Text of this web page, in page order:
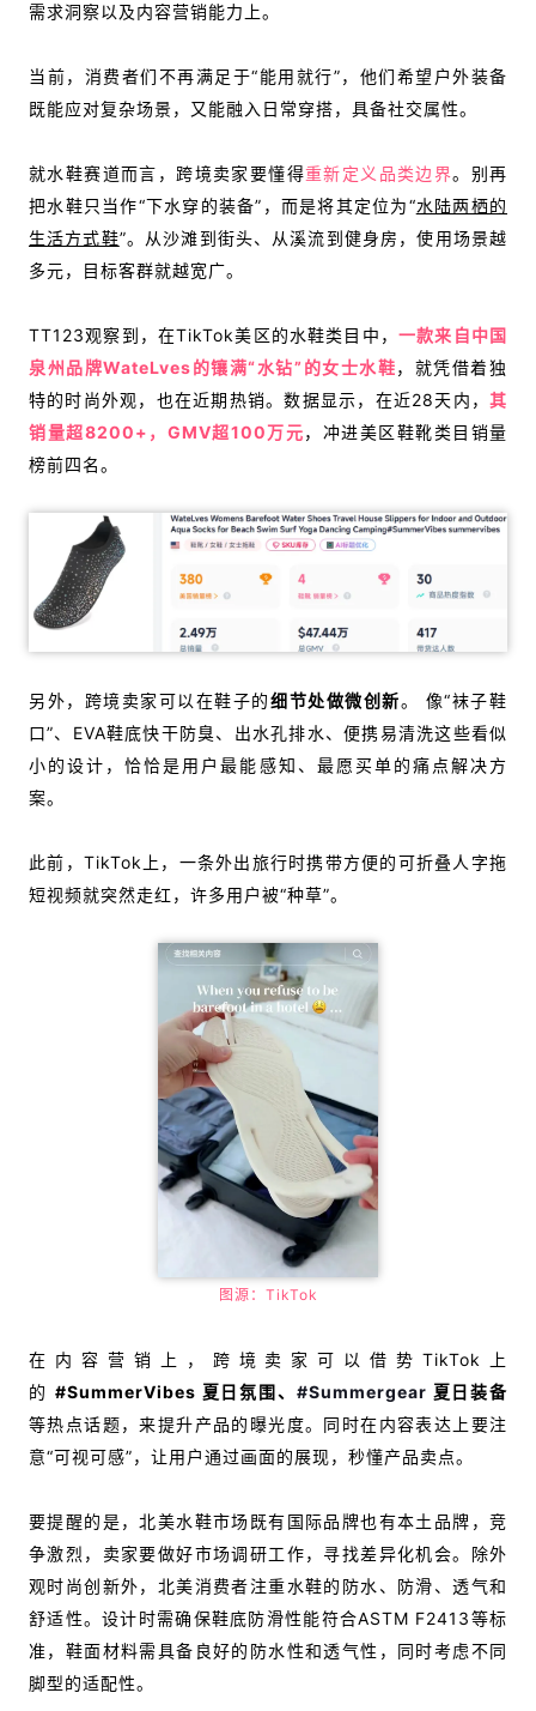
需求洞察以及内容营销能力上。
当前，消费者们不再满足于“能用就行”，他们希望户外装备
既能应对复杂场景，又能融入日常穿搭，具备社交属性。
就水鞋赛道而言，跨境卖家要懂得重新定义品类边界。 别再
把水鞋只当作“下水穿的装备”，而是将其定位为“水陆两栖的
生活方式鞋”。从沙滩到街头、从溪流到健身房，使用场景越
多元，目标客群就越宽广。
TT123观察到，在TikTok美区的水鞋类目中，一款来自中国
泉州品牌WateLves的镶满“水钻”的女士水鞋，就凭借着独
特的时尚外观， 也在近期热销。数据显示，在近28天内，其
销量超8200+，GMV超100万元，冲进美区鞋靴类目销量
榜前四名。
另外，跨境卖家可以在鞋子的细节处做微创新。 像“袜子鞋
口”、EVA鞋底快干防臭、出水孔排水、便携易清洗这些看似
小的设计，恰恰是用户最能感知、最愿买单的痛点解决方
案。
此前，TikTok上，一条外出旅行时携带方便的可折叠人字拖
短视频就突然走红，许多用户被“种草”。
图源：TikTok
在内容营销上，跨境卖家可以借势TikTok上
的 #SummerVibes 夏日氛围、 #Summergear 夏日装备
等热点话题，来提升产品的曝光度。同时在内容表达上要注
意“可视可感”，让用户通过画面的展现，秒懂产品卖点。
要提醒的是，北美水鞋市场既有国际品牌也有本土品牌，竞
争激烈，卖家要做好市场调研工作，寻找差异化机会。除外
观时尚创新外，北美消费者注重水鞋的防水、防滑、透气和
舒适性。设计时需确保鞋底防滑性能符合ASTM F2413等标
准，鞋面材料需具备良好的防水性和透气性，同时考虑不同
脚型的适配性。